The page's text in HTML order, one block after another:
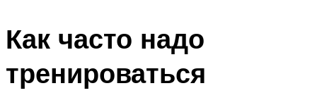
Как часто надо
тренироваться